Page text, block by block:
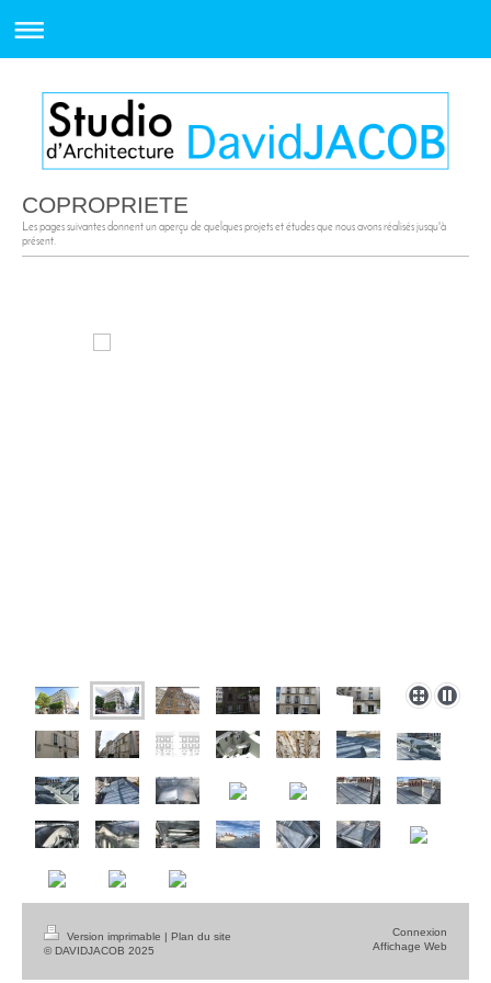
COPROPRIETE
Les pages suivantes donnent un aperçu de quelques projets et études que nous avons réalisés jusqu'à
présent.
Version imprimable | Plan du site
© DAVIDJACOB 2025
Connexion
Affichage Web